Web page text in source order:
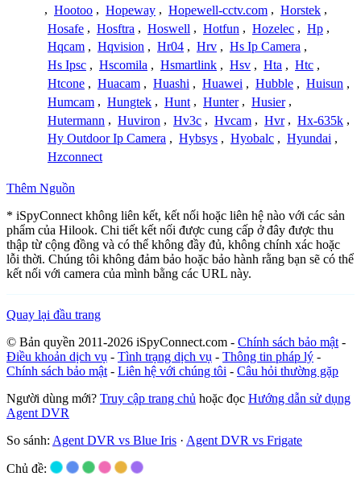
, Hootoo , Hopeway , Hopewell-cctv.com , Horstek ,
Hosafe , Hosftra , Hoswell , Hotfun , Hozelec , Hp ,
Hqcam , Hqvision , Hr04 , Hrv , Hs Ip Camera ,
Hs Ipsc , Hscomila , Hsmartlink , Hsv , Hta , Htc ,
Htcone , Huacam , Huashi , Huawei , Hubble , Huisun ,
Humcam , Hungtek , Hunt , Hunter , Husier ,
Hutermann , Huviron , Hv3c , Hvcam , Hvr , Hx-635k ,
Hy Outdoor Ip Camera , Hybsys , Hyobalc , Hyundai ,
Hzconnect
Thêm Nguồn
* iSpyConnect không liên kết, kết nối hoặc liên hệ nào với các sản
phẩm của Hilook. Chi tiết kết nối được cung cấp ở đây được thu
thập từ cộng đồng và có thể không đầy đủ, không chính xác hoặc
lỗi thời. Chúng tôi không đảm bảo hoặc bảo hành rằng bạn sẽ có thể
kết nối với camera của mình bằng các URL này.
Quay lại đầu trang
© Bản quyền 2011-2026 iSpyConnect.com - Chính sách bảo mật -
Điều khoản dịch vụ - Tình trạng dịch vụ - Thông tin pháp lý -
Chính sách bảo mật - Liên hệ với chúng tôi - Câu hỏi thường gặp
Người dùng mới? Truy cập trang chủ hoặc đọc Hướng dẫn sử dụng
Agent DVR
So sánh: Agent DVR vs Blue Iris · Agent DVR vs Frigate
Chủ đề: